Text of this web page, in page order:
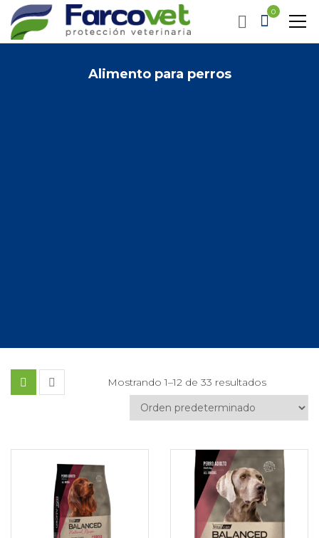
0
Alimento para perros
Mostrando 1–12 de 33 resultados